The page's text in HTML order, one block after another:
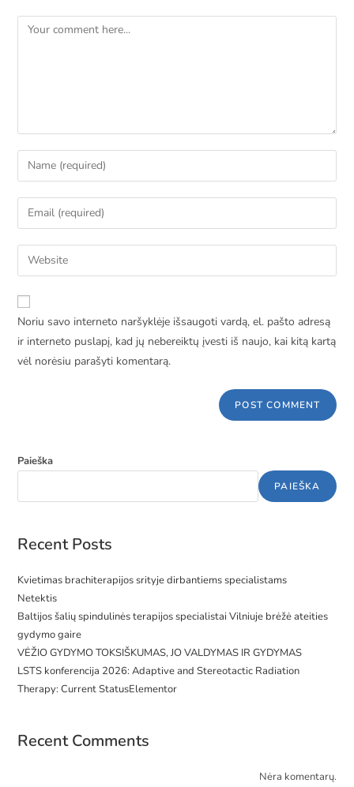
Noriu savo interneto naršyklėje išsaugoti vardą, el. pašto adresą
ir interneto puslapį, kad jų nebereiktų įvesti iš naujo, kai kitą kartą
vėl norėsiu parašyti komentarą.
Paieška
PAIEŠKA
Recent Posts
Kvietimas brachiterapijos srityje dirbantiems specialistams
Netektis
Baltijos šalių spindulinės terapijos specialistai Vilniuje brėžė ateities
gydymo gaire
VĖŽIO GYDYMO TOKSIŠKUMAS, JO VALDYMAS IR GYDYMAS
LSTS konferencija 2026: Adaptive and Stereotactic Radiation
Therapy: Current StatusElementor
Recent Comments
Nėra komentarų.